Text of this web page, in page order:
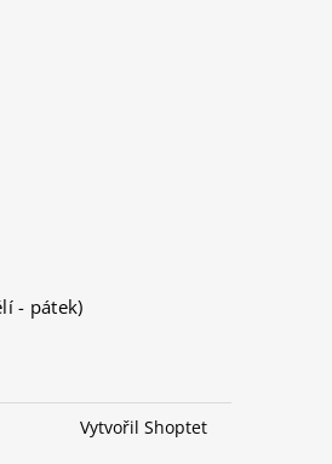
- pátek)
Vytvořil Shoptet